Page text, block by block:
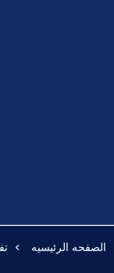
الصفحه الرئيسيه